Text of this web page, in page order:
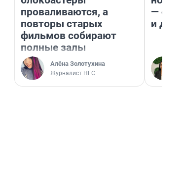
проваливаются, а
повторы старых
фильмов собирают
полные залы
Алёна Золотухина
Журналист НГС
— он
и